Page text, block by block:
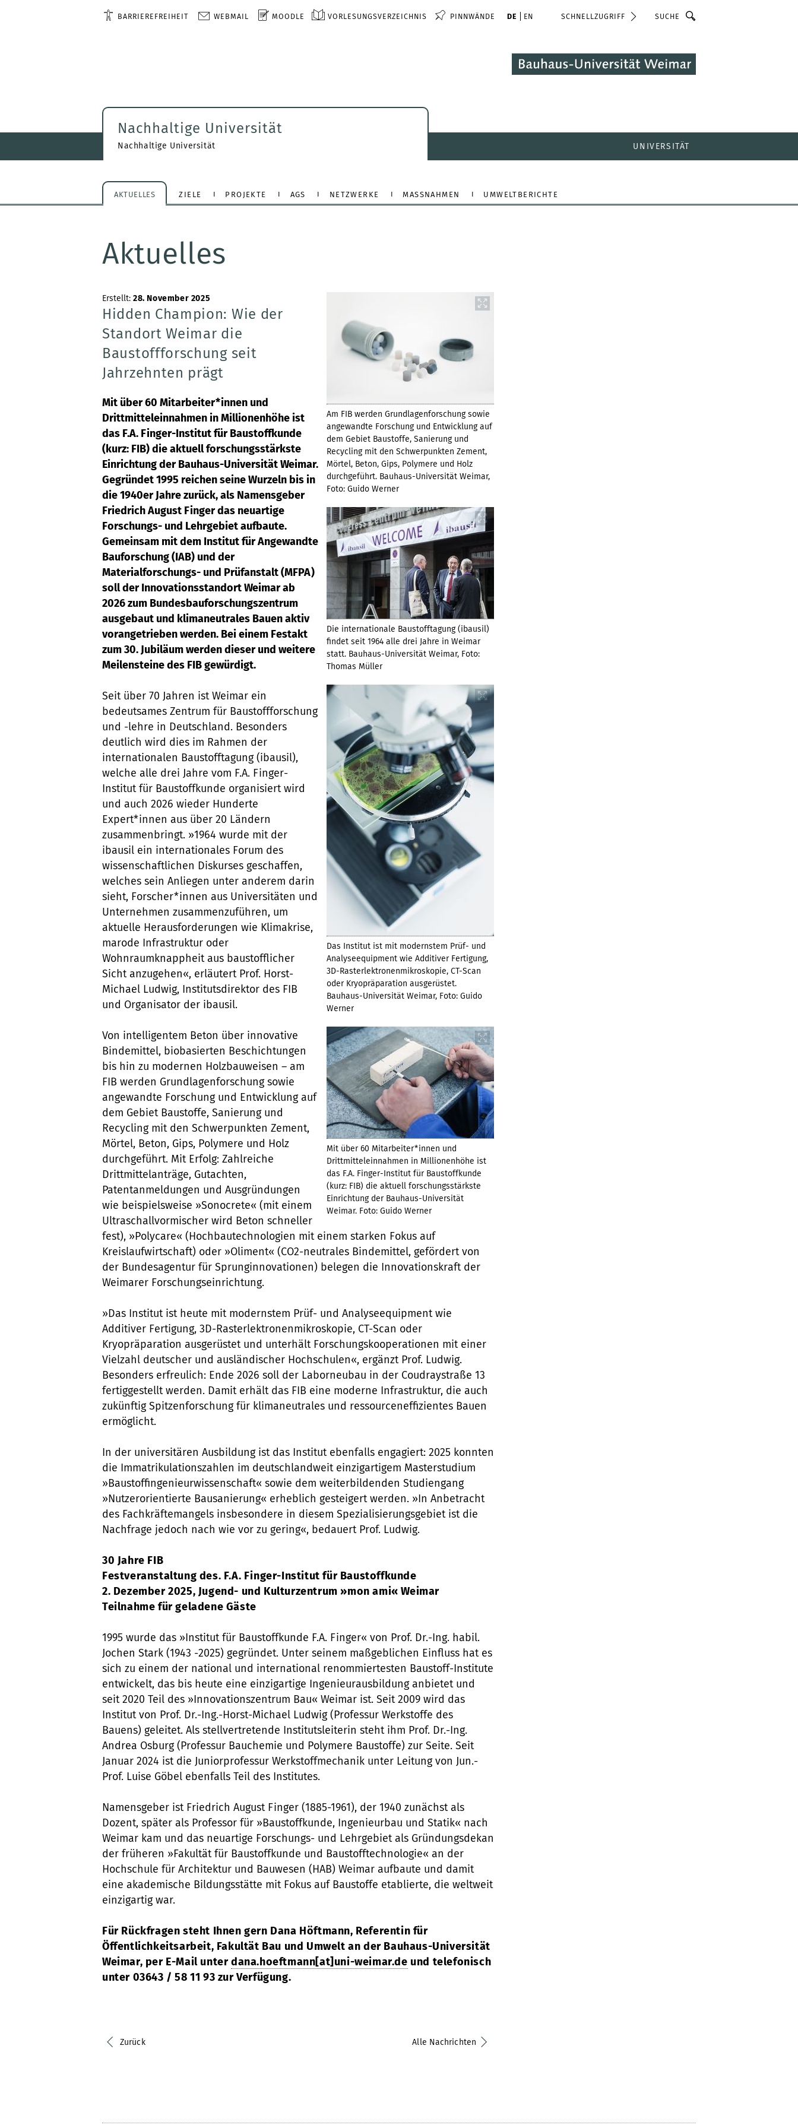
BARRIEREFREIHEIT WEBMAIL MOODLE VORLESUNGSVERZEICHNIS PINNWÄNDE DE EN SCHNELLZUGRIFF Suche
Nachhaltige Universität
Nachhaltige Universität UNIVERSITÄT
AKTUELLES ZIELE PROJEKTE AGS NETZWERKE MASSNAHMEN UMWELTBERICHTE
Aktuelles
Am FIB werden Grundlagenforschung sowie
angewandte Forschung und Entwicklung auf
dem Gebiet Baustoffe, Sanierung und
Recycling mit den Schwerpunkten Zement,
Mörtel, Beton, Gips, Polymere und Holz
durchgeführt. Bauhaus-Universität Weimar,
Foto: Guido Werner
Die internationale Baustofftagung (ibausil)
findet seit 1964 alle drei Jahre in Weimar
statt. Bauhaus-Universität Weimar, Foto:
Thomas Müller
Das Institut ist mit modernstem Prüf- und
Analyseequipment wie Additiver Fertigung,
3D-Rasterlektronenmikroskopie, CT-Scan
oder Kryopräparation ausgerüstet.
Bauhaus-Universität Weimar, Foto: Guido
Werner
Mit über 60 Mitarbeiter*innen und
Drittmitteleinnahmen in Millionenhöhe ist
das F.A. Finger-Institut für Baustoffkunde
(kurz: FIB) die aktuell forschungsstärkste
Einrichtung der Bauhaus-Universität
Weimar. Foto: Guido Werner
Erstellt: 28. November 2025
Hidden Champion: Wie der
Standort Weimar die
Baustoffforschung seit
Jahrzehnten prägt
Mit über 60 Mitarbeiter*innen und
Drittmitteleinnahmen in Millionenhöhe ist
das F.A. Finger-Institut für Baustoffkunde
(kurz: FIB) die aktuell forschungsstärkste
Einrichtung der Bauhaus-Universität Weimar.
Gegründet 1995 reichen seine Wurzeln bis in
die 1940er Jahre zurück, als Namensgeber
Friedrich August Finger das neuartige
Forschungs- und Lehrgebiet aufbaute.
Gemeinsam mit dem Institut für Angewandte
Bauforschung (IAB) und der
Materialforschungs- und Prüfanstalt (MFPA)
soll der Innovationsstandort Weimar ab
2026 zum Bundesbauforschungszentrum
ausgebaut und klimaneutrales Bauen aktiv
vorangetrieben werden. Bei einem Festakt
zum 30. Jubiläum werden dieser und weitere
Meilensteine des FIB gewürdigt.
Seit über 70 Jahren ist Weimar ein
bedeutsames Zentrum für Baustoffforschung
und -lehre in Deutschland. Besonders
deutlich wird dies im Rahmen der
internationalen Baustofftagung (ibausil),
welche alle drei Jahre vom F.A. Finger-
Institut für Baustoffkunde organisiert wird
und auch 2026 wieder Hunderte
Expert*innen aus über 20 Ländern
zusammenbringt. »1964 wurde mit der
ibausil ein internationales Forum des
wissenschaftlichen Diskurses geschaffen,
welches sein Anliegen unter anderem darin
sieht, Forscher*innen aus Universitäten und
Unternehmen zusammenzuführen, um
aktuelle Herausforderungen wie Klimakrise,
marode Infrastruktur oder
Wohnraumknappheit aus baustofflicher
Sicht anzugehen«, erläutert Prof. Horst-
Michael Ludwig, Institutsdirektor des FIB
und Organisator der ibausil.
Von intelligentem Beton über innovative
Bindemittel, biobasierten Beschichtungen
bis hin zu modernen Holzbauweisen – am
FIB werden Grundlagenforschung sowie
angewandte Forschung und Entwicklung auf
dem Gebiet Baustoffe, Sanierung und
Recycling mit den Schwerpunkten Zement,
Mörtel, Beton, Gips, Polymere und Holz
durchgeführt. Mit Erfolg: Zahlreiche
Drittmittelanträge, Gutachten,
Patentanmeldungen und Ausgründungen
wie beispielsweise »Sonocrete« (mit einem
Ultraschallvormischer wird Beton schneller
fest), »Polycare« (Hochbautechnologien mit einem starken Fokus auf
Kreislaufwirtschaft) oder »Oliment« (CO2-neutrales Bindemittel, gefördert von
der Bundesagentur für Sprunginnovationen) belegen die Innovationskraft der
Weimarer Forschungseinrichtung.
»Das Institut ist heute mit modernstem Prüf- und Analyseequipment wie
Additiver Fertigung, 3D-Rasterlektronenmikroskopie, CT-Scan oder
Kryopräparation ausgerüstet und unterhält Forschungskooperationen mit einer
Vielzahl deutscher und ausländischer Hochschulen«, ergänzt Prof. Ludwig.
Besonders erfreulich: Ende 2026 soll der Laborneubau in der Coudraystraße 13
fertiggestellt werden. Damit erhält das FIB eine moderne Infrastruktur, die auch
zukünftig Spitzenforschung für klimaneutrales und ressourceneffizientes Bauen
ermöglicht.
In der universitären Ausbildung ist das Institut ebenfalls engagiert: 2025 konnten
die Immatrikulationszahlen im deutschlandweit einzigartigem Masterstudium
»Baustoffingenieurwissenschaft« sowie dem weiterbildenden Studiengang
»Nutzerorientierte Bausanierung« erheblich gesteigert werden. »In Anbetracht
des Fachkräftemangels insbesondere in diesem Spezialisierungsgebiet ist die
Nachfrage jedoch nach wie vor zu gering«, bedauert Prof. Ludwig.
30 Jahre FIB
Festveranstaltung des. F.A. Finger-Institut für Baustoffkunde
2. Dezember 2025, Jugend- und Kulturzentrum »mon ami« Weimar
Teilnahme für geladene Gäste
1995 wurde das »Institut für Baustoffkunde F.A. Finger« von Prof. Dr.-Ing. habil.
Jochen Stark (1943 -2025) gegründet. Unter seinem maßgeblichen Einfluss hat es
sich zu einem der national und international renommiertesten Baustoff-Institute
entwickelt, das bis heute eine einzigartige Ingenieurausbildung anbietet und
seit 2020 Teil des »Innovationszentrum Bau« Weimar ist. Seit 2009 wird das
Institut von Prof. Dr.-Ing.-Horst-Michael Ludwig (Professur Werkstoffe des
Bauens) geleitet. Als stellvertretende Institutsleiterin steht ihm Prof. Dr.-Ing.
Andrea Osburg (Professur Bauchemie und Polymere Baustoffe) zur Seite. Seit
Januar 2024 ist die Juniorprofessur Werkstoffmechanik unter Leitung von Jun.-
Prof. Luise Göbel ebenfalls Teil des Institutes.
Namensgeber ist Friedrich August Finger (1885-1961), der 1940 zunächst als
Dozent, später als Professor für »Baustoffkunde, Ingenieurbau und Statik« nach
Weimar kam und das neuartige Forschungs- und Lehrgebiet als Gründungsdekan
der früheren »Fakultät für Baustoffkunde und Baustofftechnologie« an der
Hochschule für Architektur und Bauwesen (HAB) Weimar aufbaute und damit
eine akademische Bildungsstätte mit Fokus auf Baustoffe etablierte, die weltweit
einzigartig war.
Für Rückfragen steht Ihnen gern Dana Höftmann, Referentin für
Öffentlichkeitsarbeit, Fakultät Bau und Umwelt an der Bauhaus-Universität
Weimar, per E-Mail unterdana.hoeftmann[at]uni-weimar.de und telefonisch
unter 03643 / 58 11 93 zur Verfügung.
Zurück Alle Nachrichten